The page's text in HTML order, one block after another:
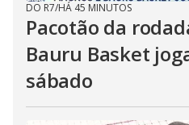
DO R7/HÁ 45 MINUTOS
Pacotão da
Bauru Basket
sábado